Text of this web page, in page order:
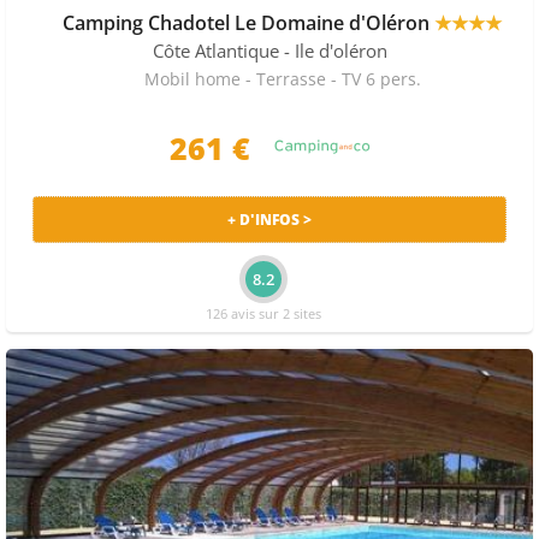
enfants, sont disponibles dans les environs.
Camping Chadotel Le Domaine d'Oléron ★★★★
Côte Atlantique - Ile d'oléron
Mobil home - Terrasse - TV 6 pers.
261 €
+ D'INFOS >
8.2
126 avis sur 2 sites